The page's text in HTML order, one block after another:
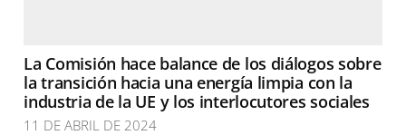
La Comisión hace balance de los diálogos sobre
la transición hacia una energía limpia con la
industria de la UE y los interlocutores sociales
11 DE ABRIL DE 2024